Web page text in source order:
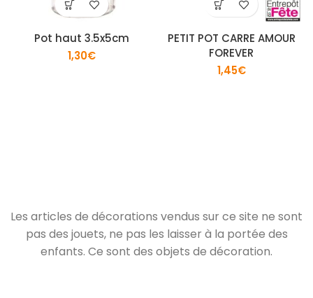
Pot haut 3.5x5cm
1,30€
PETIT POT CARRE AMOUR
FOREVER
1,45€
Les articles de décorations vendus sur ce site ne sont
pas des jouets, ne pas les laisser à la portée des
enfants. Ce sont des objets de décoration.